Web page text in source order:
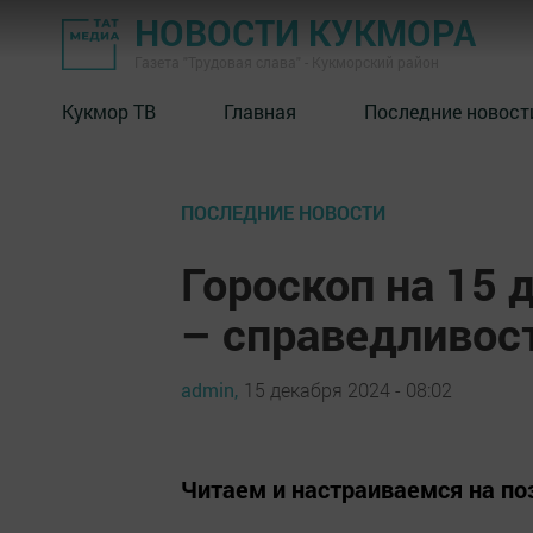
НОВОСТИ КУКМОРА
Кукмор ТВ Главная Последние
ПОСЛЕДНИЕ НОВОСТИ
Гороскоп на 15
–
admin, 15 декабря 2024 - 08:02
Читаем и настраиваемся на